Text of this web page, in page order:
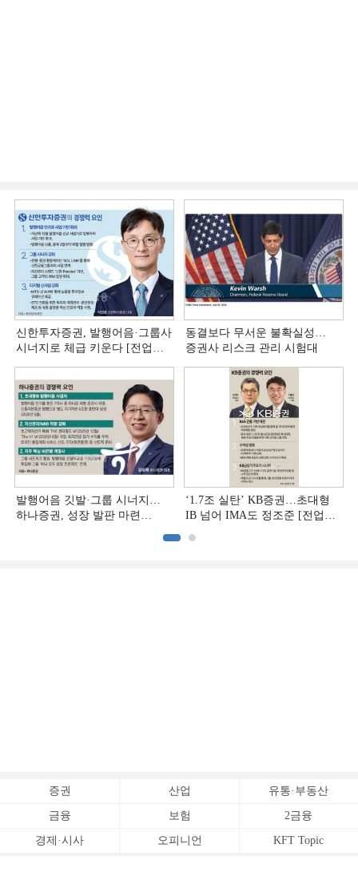
신한투자증권, 발행어음·그룹사
시너지로 체급 키운다 [전업계
동결보다 무서운 불확실성…
증권사 리스크 관리 시험대
발행어음 깃발·그룹 시너지…
하나증권, 성장 발판 마련
‘1.7조 실탄’ KB증권…초대형
IB 넘어 IMA도 정조준 [전업계
증권 산업 유통·부동산
금융 보험 2금융
경제·시사 오피니언 KFT Topic